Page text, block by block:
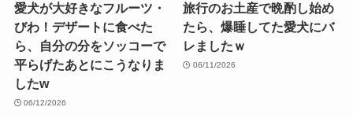
愛犬が大好きなフルーツ・
びわ！デザートに食べた
ら、自分の分をソッコーで
平らげたあとにこうなりま
したw
06/12/2026
旅行のお土産で晩酌し始め
たら、爆睡してた愛犬にバ
レましたｗ
06/11/2026